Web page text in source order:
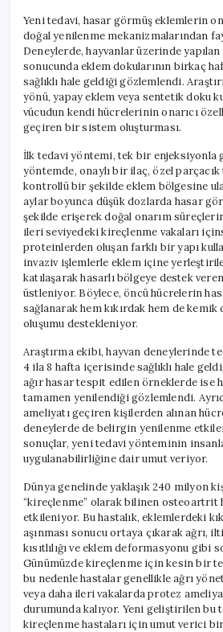
Yeni tedavi, hasar görmüş eklemlerin
doğal yenilenme mekanizmalarından
Deneylerde, hayvanlar üzerinde
sonucunda eklem dokularının birkaç
sağlıklı hale geldiği gözlemlendi.
yönü, yapay eklem veya sentetik doku
vücudun kendi hücrelerinin onarıcı
geçiren bir sistem oluşturması.
İlk tedavi yöntemi, tek bir enjeksiyonla
yöntemde, onaylı bir ilaç, özel parçacık
kontrollü bir şekilde eklem bölgesine
aylar boyunca düşük dozlarda hasar
şekilde erişerek doğal onarım
ileri seviyedeki kireçlenme vakaları
proteinlerden oluşan farklı bir yapı
invaziv işlemlerle eklem içine
katılaşarak hasarlı bölgeye destek
üstleniyor. Böylece, öncü hücrelerin
sağlanarak hem kıkırdak hem de
oluşumu destekleniyor.
Araştırma ekibi, hayvan deneylerinde
4 ila 8 hafta içerisinde sağlıklı hale
ağır hasar tespit edilen örneklerde ise
tamamen yenilendiği gözlemlendi.
ameliyatı geçiren kişilerden alınan
deneylerde de belirgin yenilenme
sonuçlar, yeni tedavi yönteminin
uygulanabilirliğine dair umut veriyor.
Dünya genelinde yaklaşık 240 milyon
“kireçlenme” olarak bilinen osteoartrit
etkileniyor. Bu hastalık, eklemlerdeki
aşınması sonucu ortaya çıkarak ağrı,
kısıtlılığı ve eklem deformasyonu gibi
Günümüzde kireçlenme için kesin bir
bu nedenle hastalar genellikle ağrı
veya daha ileri vakalarda protez
durumunda kalıyor. Yeni geliştirilen bu
kireçlenme hastaları için umut verici